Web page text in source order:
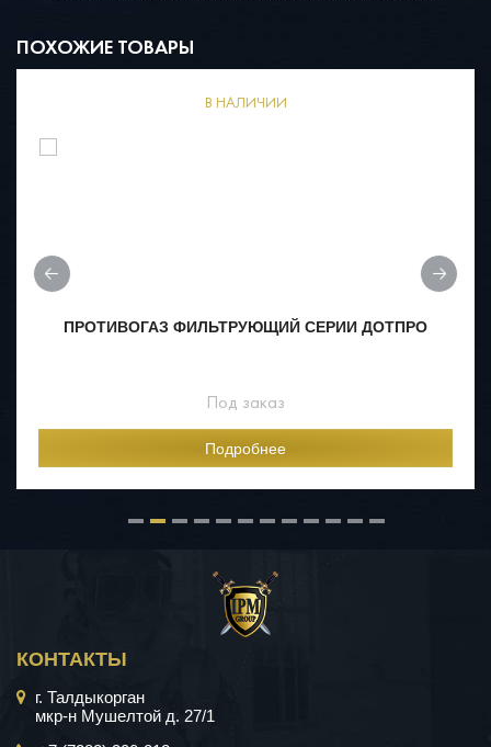
ПОХОЖИЕ ТОВАРЫ
В НАЛИЧИИ
ПРОТИВОГАЗ ФИЛЬТРУЮЩИЙ СЕРИИ ДОТПРО
Под заказ
Подробнее
КОНТАКТЫ
г. Талдыкорган
мкр-н Мушелтой д. 27/1